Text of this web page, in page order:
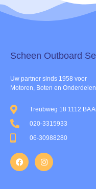
Scheen Outboard
Uw partner sinds 1958 voor
Motoren, Boten en Onderdelen
Treubweg 18 1112 BA
020-3315933
06-30988280